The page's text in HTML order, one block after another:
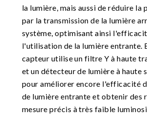
la lumière, mais aussi de réduire la
par la transmission de la lumière
système, optimisant ainsi
l'utilisation de la lumière entrante.
capteur utilise un filtre Y à haute
et un détecteur de lumière à haute
pour améliorer encore l'efficacité
de lumière entrante et obtenir des
mesure précis à très faible